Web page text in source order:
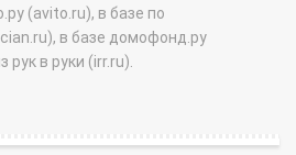
(avito.ru), в базе по
в базе домофонд.ру
рук в руки (irr.ru).